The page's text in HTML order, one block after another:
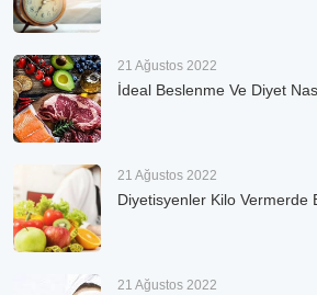
21 Ağustos 2022
İdeal Beslenme Ve Diyet
21 Ağustos 2022
Diyetisyenler Kilo Vermerde
21 Ağustos 2022